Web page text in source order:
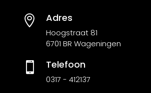
 Adres
Hoogstraat 81
6701 BR Wageningen
 Telefoon
0317 - 412137